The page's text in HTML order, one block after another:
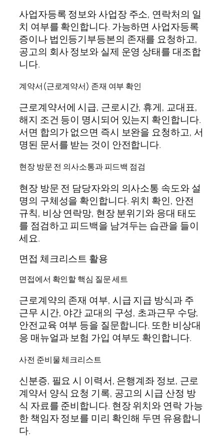
사업자등록 정보와 사업장 주소, 연락처의 일
치 여부를 확인합니다. 가능하면 사업자등록
증이나 법인등기부등본의 존재를 요청하고,
공고의 회사 정보와 실제 운영 상태를 대조합
니다.
계약서(근로계약서) 존재 여부 확인
근로계약서에 시급, 근로시간, 휴게, 교대표,
해지 조건 등이 명시되어 있는지 확인합니다.
서면 합의가 없으면 즉시 보완을 요청하고, 서
명된 문서를 받는 것이 안전합니다.
현장 방문 전 의사소통과 피드백 점검
현장 방문 전 담당자와의 의사소통 속도와 설
명의 구체성을 확인합니다. 위치 확인, 안전
규칙, 비상 연락망, 현장 분위기와 응대 태도
를 점검하고 피드백을 남겨두는 습관을 들이
세요.
면접 체크리스트 활용
면접에서 확인할 핵심 질문 세트
근로계약의 존재 여부, 시급 지급 방식과 주
근무 시간, 야간 교대의 구성, 초과근무 수당,
안전교육 여부 등을 질문합니다. 또한 비상대
응 매뉴얼과 보험 가입 여부도 확인합니다.
사전 준비물 체크리스트
신분증, 필요 시 이력서, 은행계좌 정보, 근로
계약서 양식 요청 기록, 공고의 시급 산정 방
식 자료를 준비합니다. 현장 위치와 연락 가능
한 책임자 정보를 미리 확인해 두면 유용합니
다.